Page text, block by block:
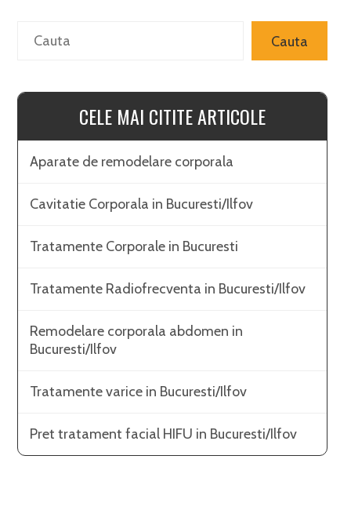
Search Cauta
CELE MAI CITITE ARTICOLE
Aparate de remodelare corporala
Cavitatie Corporala in Bucuresti/Ilfov
Tratamente Corporale in Bucuresti
Tratamente Radiofrecventa in Bucuresti/Ilfov
Remodelare corporala abdomen in
Bucuresti/Ilfov
Tratamente varice in Bucuresti/Ilfov
Pret tratament facial HIFU in Bucuresti/Ilfov